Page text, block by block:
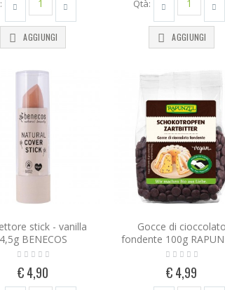
AGGIUNGI
Qtà:
AGGIUNGI
stick - vanilla
4,5g BENECOS
€ 4,90
Gocce di cioccolato
fondente 100g
€ 4,99